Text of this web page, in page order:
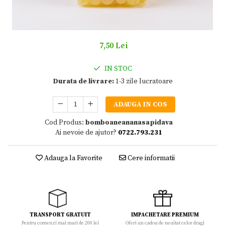
7,50 Lei
IN STOC
Durata de livrare:1-3 zile lucratoare
ADAUGA IN COS
Cod Produs: bomboaneananasapidava
Ai nevoie de ajutor? 0722.793.231
Adauga la Favorite Cere informatii
TRANSPORT GRATUIT
Pentru comenzi mai mari de 200 lei
IMPACHETARE PREMIUM
Oferi un cadou de neuitat celor dragi